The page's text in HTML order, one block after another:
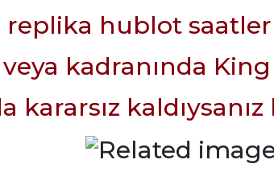
replika hublot
kadranında
kararsız